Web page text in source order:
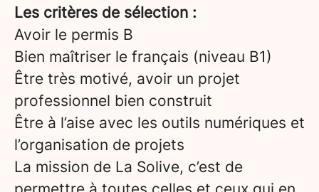
Les critères de sélection :
Avoir le permis B
Bien maîtriser le français (niveau B1)
Être très motivé, avoir un projet
professionnel bien construit
Être à l’aise avec les outils numériques et
l’organisation de projets
La mission de La Solive, c’est de